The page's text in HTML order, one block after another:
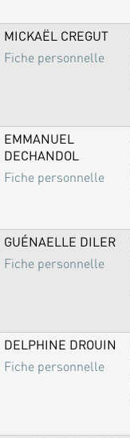
MICKAËL CREGUT
Fiche personnelle
EMMANUEL
DECHANDOL
Fiche personnelle
GUÉNAELLE DILER
Fiche personnelle
DELPHINE DROUIN
Fiche personnelle